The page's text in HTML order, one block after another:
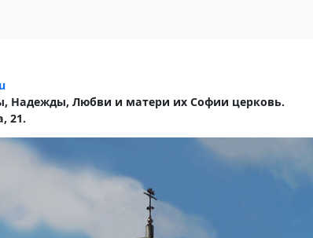
Надежды, Любви и матери их Софии церковь.
21.